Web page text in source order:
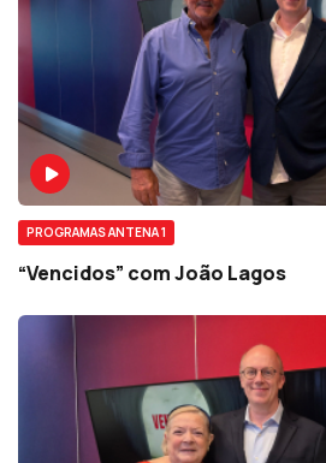
PROGRAMAS ANTENA 1
“Vencidos” com João Lagos